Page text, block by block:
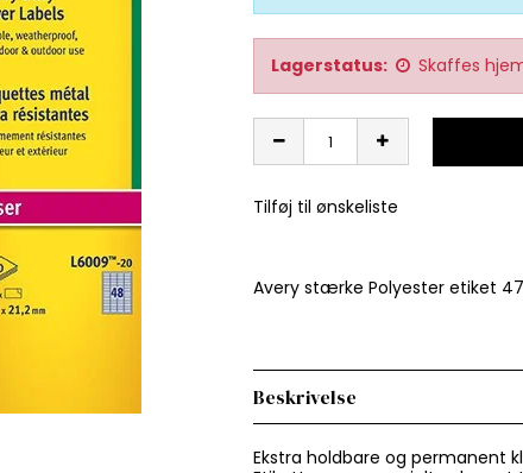
Lagerstatus: Skaffes
Tilføj til ønskeliste
Avery stærke Polyester etiket
Beskrivelse
Ekstra holdbare og permanent